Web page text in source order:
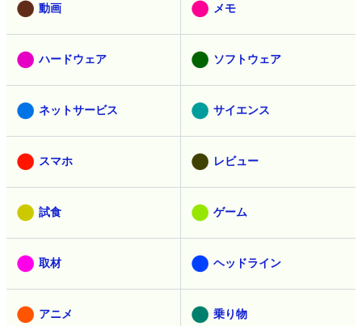
動画 メモ
ハードウェア ソフトウェア
ネットサービス サイエンス
スマホ レビュー
試食 ゲーム
取材 ヘッドライン
アニメ 乗り物